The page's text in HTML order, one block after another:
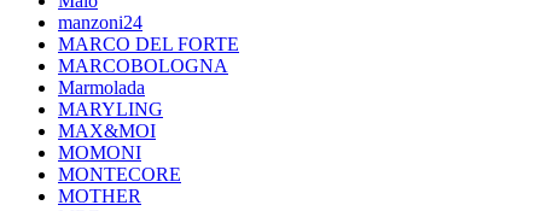
manzoni24
MARCO DEL FORTE
MARCOBOLOGNA
Marmolada
MARYLING
MAX&MOI
MOMONI
MONTECORE
MOTHER